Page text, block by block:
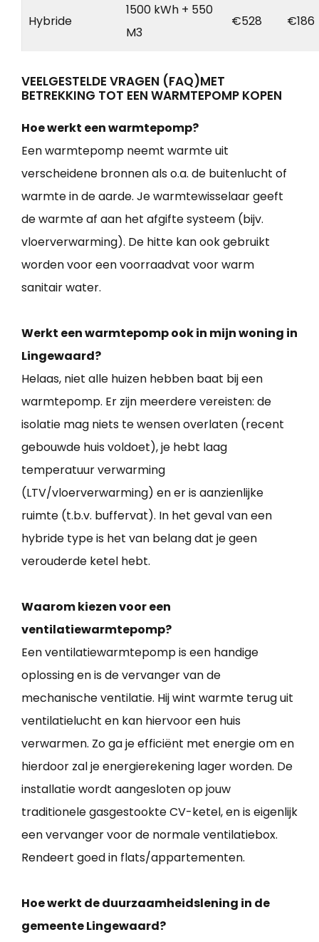
Hybride
1500 kWh + 550
M3
€528 €186
VEELGESTELDE VRAGEN (FAQ)MET
BETREKKING TOT EEN WARMTEPOMP KOPEN
Hoe werkt een warmtepomp?
Een warmtepomp neemt warmte uit
verscheidene bronnen als o.a. de buitenlucht of
warmte in de aarde. Je warmtewisselaar geeft
de warmte af aan het afgifte systeem (bijv.
vloerverwarming). De hitte kan ook gebruikt
worden voor een voorraadvat voor warm
sanitair water.
Werkt een warmtepomp ook in mijn woning in
Lingewaard?
Helaas, niet alle huizen hebben baat bij een
warmtepomp. Er zijn meerdere vereisten: de
isolatie mag niets te wensen overlaten (recent
gebouwde huis voldoet), je hebt laag
temperatuur verwarming
(LTV/vloerverwarming) en er is aanzienlijke
ruimte (t.b.v. buffervat). In het geval van een
hybride type is het van belang dat je geen
verouderde ketel hebt.
Waarom kiezen voor een
ventilatiewarmtepomp?
Een ventilatiewarmtepomp is een handige
oplossing en is de vervanger van de
mechanische ventilatie. Hij wint warmte terug uit
ventilatielucht en kan hiervoor een huis
verwarmen. Zo ga je efficiënt met energie om en
hierdoor zal je energierekening lager worden. De
installatie wordt aangesloten op jouw
traditionele gasgestookte CV-ketel, en is eigenlijk
een vervanger voor de normale ventilatiebox.
Rendeert goed in flats/appartementen.
Hoe werkt de duurzaamheidslening in de
gemeente Lingewaard?